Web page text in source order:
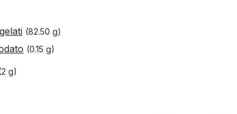
(82.50 g)
(0.15 g)
g)